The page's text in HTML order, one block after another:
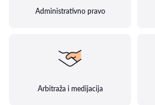
Administrativno pravo
Arbitraža i medijacija